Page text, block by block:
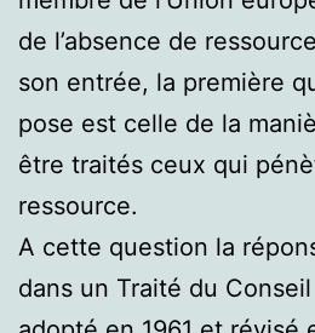
de l’absence de
son entrée, la première
pose est celle de la
être traités ceux qui
ressource.
A cette question la
dans un Traité du Conseil